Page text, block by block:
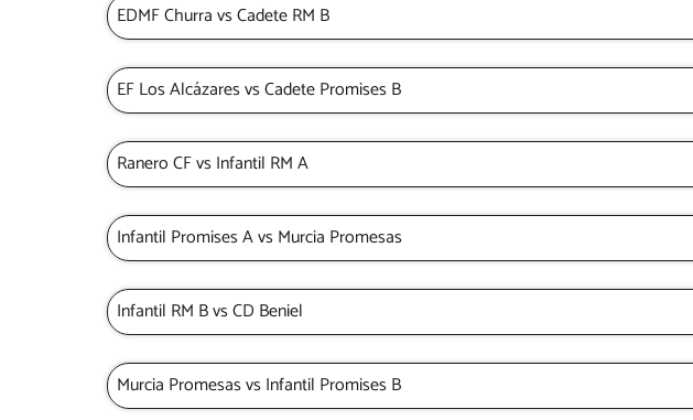
EDMF Churra vs Cadete RM B
EF Los Alcázares vs Cadete Promises B
Ranero CF vs Infantil RM A
Infantil Promises A vs Murcia Promesas
Infantil RM B vs CD Beniel
Murcia Promesas vs Infantil Promises B